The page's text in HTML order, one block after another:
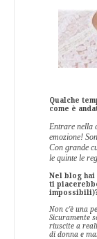
Qualche
come è
Entrare nella
emozione!
Con grande
le quinte le
Nel blog hai
ti
Non c'è una
Sicuramente
riuscite a
di donna e